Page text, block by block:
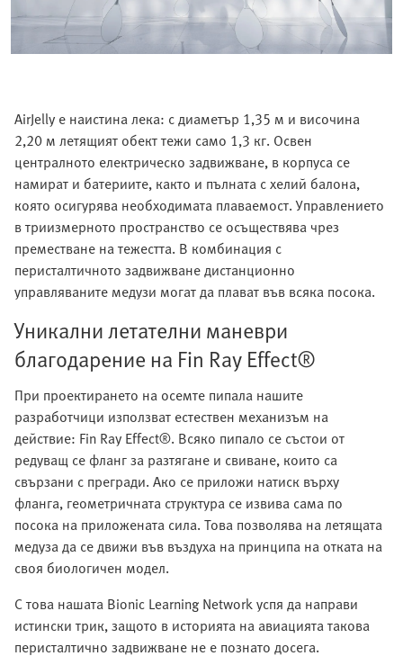
AirJelly е наистина лека: с диаметър 1,35 м и височина
2,20 м летящият обект тежи само 1,3 кг. Освен
централното електрическо задвижване, в корпуса се
намират и батериите, както и пълната с хелий балона,
която осигурява необходимата плаваемост. Управлението
в триизмерното пространство се осъществява чрез
преместване на тежестта. В комбинация с
перисталтичното задвижване дистанционно
управляваните медузи могат да плават във всяка посока.
Уникални летателни маневри
благодарение на Fin Ray Effect®
При проектирането на осемте пипала нашите
разработчици използват естествен механизъм на
действие: Fin Ray Effect®. Всяко пипало се състои от
редуващ се фланг за разтягане и свиване, които са
свързани с прегради. Ако се приложи натиск върху
фланга, геометричната структура се извива сама по
посока на приложената сила. Това позволява на летящата
медуза да се движи във въздуха на принципа на отката на
своя биологичен модел.
С това нашата Bionic Learning Network успя да направи
истински трик, защото в историята на авиацията такова
перисталтично задвижване не е познато досега.